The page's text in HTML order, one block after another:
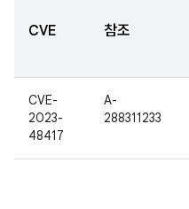
CVE 참조
CVE-
2023-
48417
A-
288311233